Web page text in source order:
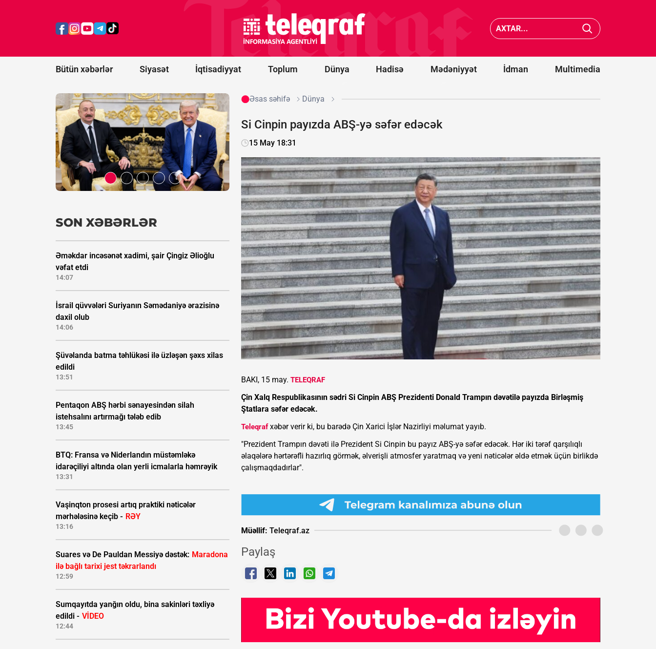
Bütün xəbərlər Siyasət İqtisadiyyat Toplum Dünya Hadisə Mədəniyyət İdman Multimedia
praktiki
keçib -
RƏY
Vens və Modi
ABŞ-
Hindistan
əməkdaşlığını
müzakirə
cənubunda
avtobusların
toqquşması
nəticəsində
ölüb
SON XƏBƏRLƏR
Əməkdar incəsənət xadimi, şair Çingiz Əlioğlu
vəfat etdi
14:07
İsrail qüvvələri Suriyanın Səmədaniyə ərazisinə
daxil olub
14:06
Şüvəlanda batma təhlükəsi ilə üzləşən şəxs xilas
edildi
13:51
Pentaqon ABŞ hərbi sənayesindən silah
istehsalını artırmağı tələb edib
13:45
BTQ: Fransa və Niderlandın müstəmləkə
idarəçiliyi altında olan yerli icmalarla həmrəyik
13:31
Vaşinqton prosesi artıq praktiki nəticələr
mərhələsinə keçib - RƏY
13:16
Suares və De Pauldan Messiyə dəstək: Maradona
ilə bağlı tarixi jest təkrarlandı
12:59
Sumqayıtda yanğın oldu, bina sakinləri təxliyə
edildi - VİDEO
12:44
Əsas səhifə Dünya
Si Cinpin payızda ABŞ-yə səfər edəcək
15 May 18:31
BAKI, 15 may. TELEQRAF
Çin Xalq Respublikasının sədri Si Cinpin ABŞ Prezidenti Donald Trampın dəvətilə payızda Birləşmiş
Ştatlara səfər edəcək.
Teleqrafxəbər verir ki, bu barədə Çin Xarici İşlər Nazirliyi məlumat yayıb.
"Prezident Trampın dəvəti ilə Prezident Si Cinpin bu payız ABŞ-yə səfər edəcək. Hər iki tərəf qarşılıqlı
əlaqələrə hərtərəfli hazırlıq görmək, əlverişli atmosfer yaratmaq və yeni nəticələr əldə etmək üçün birlikdə
çalışmaqdadırlar".
Müəllif: Teleqraf.az
Paylaş